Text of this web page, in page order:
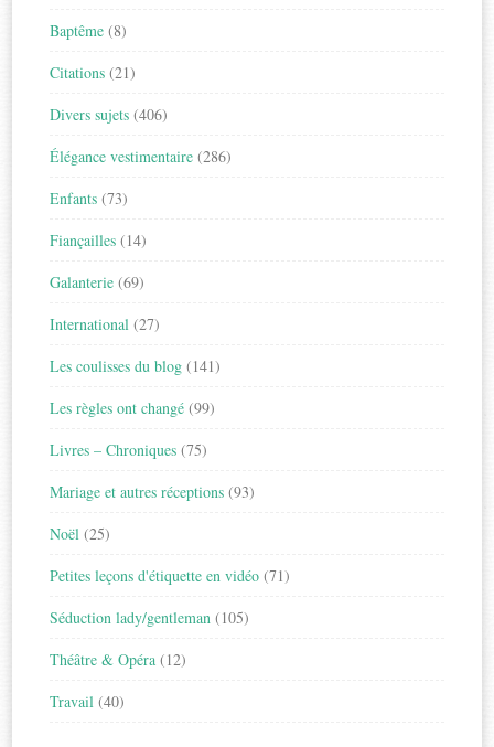
Baptême (8)
Citations (21)
Divers sujets (406)
Élégance vestimentaire (286)
Enfants (73)
Fiançailles (14)
Galanterie (69)
International (27)
Les coulisses du blog (141)
Les règles ont changé (99)
Livres – Chroniques (75)
Mariage et autres réceptions (93)
Noël (25)
Petites leçons d'étiquette en vidéo (71)
Séduction lady/gentleman (105)
Théâtre & Opéra (12)
Travail (40)